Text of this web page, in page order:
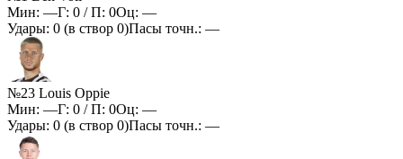
Мин: —Г: 0 / П: 0Оц: —
Удары: 0 (в створ 0)Пасы точн.: —
№23 Louis Oppie
Мин: —Г: 0 / П: 0Оц: —
Удары: 0 (в створ 0)Пасы точн.: —